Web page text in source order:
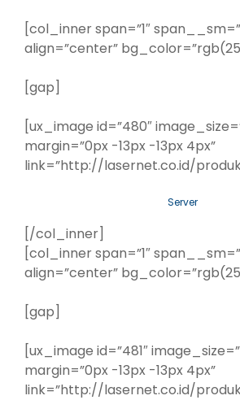
[col_inner span=”1″
align=”center”
[gap]
[ux_image id=”480″
margin=”0px -13px -13px 4px”
link=”http://lasernet.co.id/
Server
[/col_inner]
[col_inner span=”1″
align=”center”
[gap]
[ux_image id=”481″
margin=”0px -13px -13px 4px”
link=”http://lasernet.co.id/